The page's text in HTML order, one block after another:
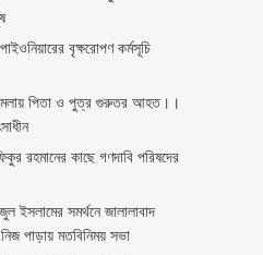
বৃক্ষরোপণ কর্মসূচি
পিতা ও পুত্র গুরুতর আহত।।
রহমানের কাছে গণদাবি পরিষদের
ইসলামের সমর্থনে জালালাবাদ
পাড়ায় মতবিনিময় সভা